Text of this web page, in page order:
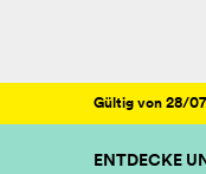
Gültig von 28/
ENTDECKE